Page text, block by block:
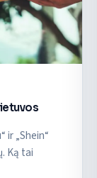
ir „Shein“
Ką tai